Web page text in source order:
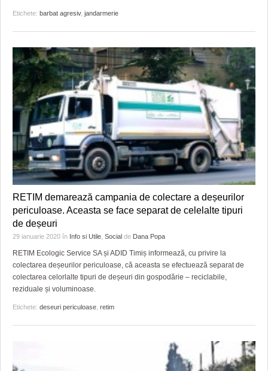
LICEE, ŞCOLI ŞI GRĂDINIŢE DIN TIMIŞ
SFATUL MEDICULUI
SFATURI JURIDICE
Etichete: barbat agresiv, jandarmerie
RETIM demarează campania de colectare a deșeurilor
periculoase. Aceasta se face separat de celelalte tipuri
de deșeuri
29 ianuarie 2020 în Info si Utile Social de Dana Popa
RETIM Ecologic Service SA și ADID Timiș informează, cu privire la
colectarea deșeurilor periculoase, că aceasta se efectuează separat de
colectarea celorlalte tipuri de deșeuri din gospodărie – reciclabile,
reziduale și voluminoase.
Etichete: deseuri periculoase retim